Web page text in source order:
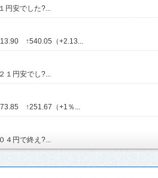
円安でした?...
↑540.05（+2.13...
１円安でし?...
↑251.67（+1％...
４円で終え?...